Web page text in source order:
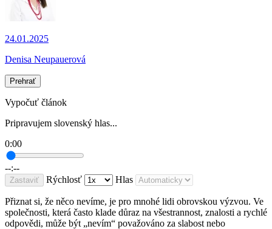
24.01.2025
Denisa Neupauerová
Prehrať
Vypočuť článok
Pripravujem slovenský hlas...
0:00
--:--
Zastaviť Rýchlosť Hlas
Přiznat si, že něco nevíme, je pro mnohé lidi obrovskou výzvou. Ve
společnosti, která často klade důraz na všestrannost, znalosti a rychlé
odpovědi, může být „nevím“ považováno za slabost nebo